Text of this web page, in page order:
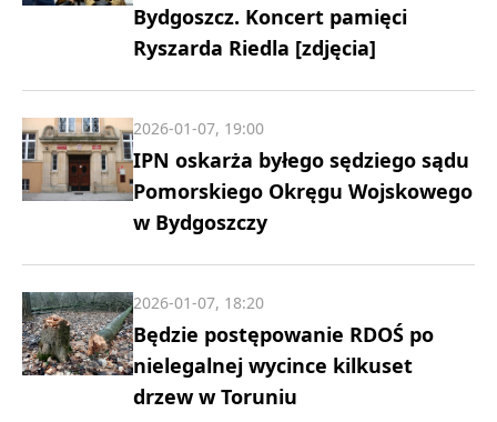
Bydgoszcz. Koncert pamięci
Ryszarda Riedla [zdjęcia]
IPN oskarża byłego sędziego sądu
Pomorskiego Okręgu Wojskowego
w Bydgoszczy
2026-01-07, 19:00
Będzie postępowanie RDOŚ po
nielegalnej wycince kilkuset
drzew w Toruniu
2026-01-07, 18:20